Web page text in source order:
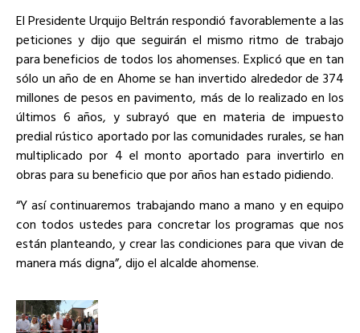
El Presidente Urquijo Beltrán respondió favorablemente a las
peticiones y dijo que seguirán el mismo ritmo de trabajo
para beneficios de todos los ahomenses. Explicó que en tan
sólo un año de en Ahome se han invertido alrededor de 374
millones de pesos en pavimento, más de lo realizado en los
últimos 6 años, y subrayó que en materia de impuesto
predial rústico aportado por las comunidades rurales, se han
multiplicado por 4 el monto aportado para invertirlo en
obras para su beneficio que por años han estado pidiendo.
“Y así continuaremos trabajando mano a mano y en equipo
con todos ustedes para concretar los programas que nos
están planteando, y crear las condiciones para que vivan de
manera más digna”, dijo el alcalde ahomense.